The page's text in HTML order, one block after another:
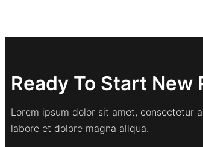
Ready To Start
Lorem ipsum dolor sit amet, consectetur
labore et dolore magna aliqua.